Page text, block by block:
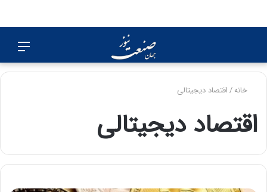
برای
خانه/اقتصاد دیجیتالی
اقتصاد دیجیتالی